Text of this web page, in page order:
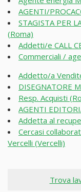
AGENTI/
STAGISTA PER
(Roma)
Addetti/e CALL
Commerciali /
Addetto/a
DISEGNATORE
Resp. Acquisti
AGENTI
Addetta al
Cercasi
Vercelli (Vercelli)
Trova